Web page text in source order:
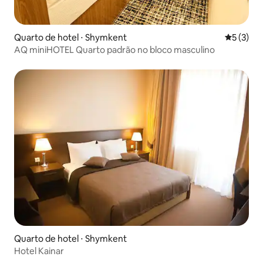
Quarto de hotel ⋅ Shymkent 5 de
5 (3)
AQ miniHOTEL Quarto padrão no bloco masculino
Quarto de hotel ⋅ Shymkent
Hotel Kainar